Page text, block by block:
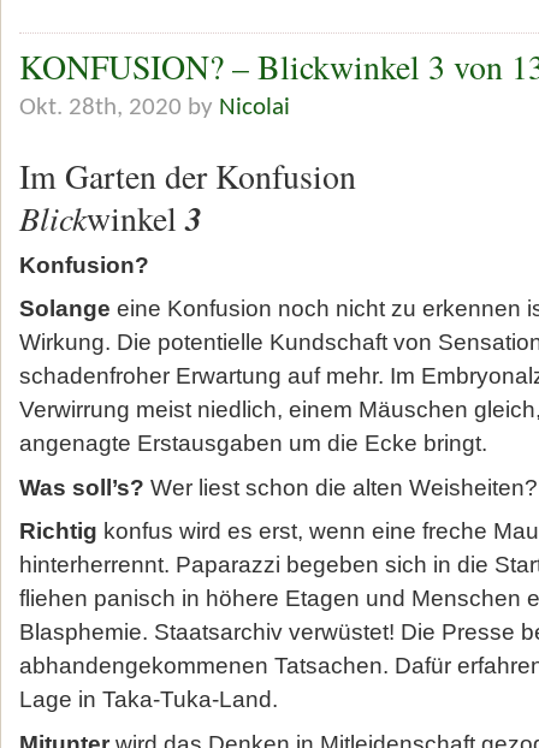
KONFUSION? – Blickwinkel 3 von
Okt. 28th, 2020 by Nicolai
Im Garten der Konfusion
Blickwinkel3
Konfusion?
Solange eine Konfusion noch nicht zu erkennen
Wirkung. Die potentielle Kundschaft von
schadenfroher Erwartung auf mehr. Im
Verwirrung meist niedlich, einem Mäuschen
angenagte Erstausgaben um die Ecke bringt.
Was soll’s? Wer liest schon die alten Weisheiten?
Richtig konfus wird es erst, wenn eine freche
hinterherrennt. Paparazzi begeben sich in die
fliehen panisch in höhere Etagen und Menschen
Blasphemie. Staatsarchiv verwüstet! Die Presse
abhandengekommenen Tatsachen. Dafür
Lage in Taka-Tuka-Land.
Mitunter wird das Denken in Mitleidenschaft